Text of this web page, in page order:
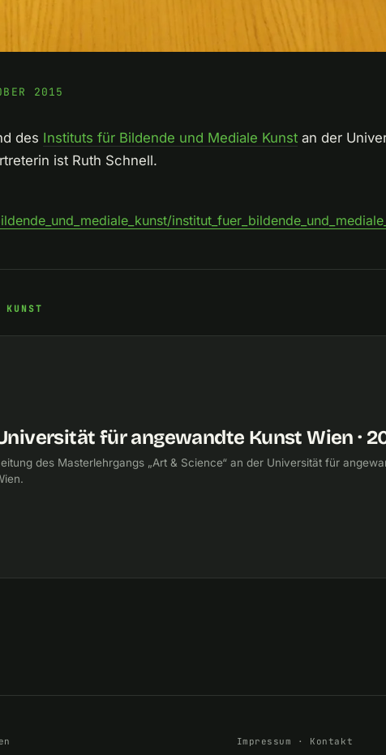
2015
des Instituts für Bildende und Mediale Kunst an der
ist Ruth Schnell.
KUNST
für angewandte Kunst Wien ·
des Masterlehrgangs „Art & Science“ an der Universität für
Impressum · Kontakt